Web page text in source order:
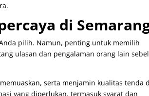
di
pilih. Namun, penting untuk memilih
ulasan dan pengalaman orang lain
serta menjamin kualitas tenda
yang diperlukan, termasuk syarat dan